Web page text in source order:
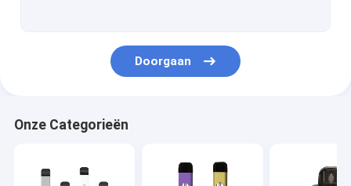
Doorgaan
Onze Categorieën